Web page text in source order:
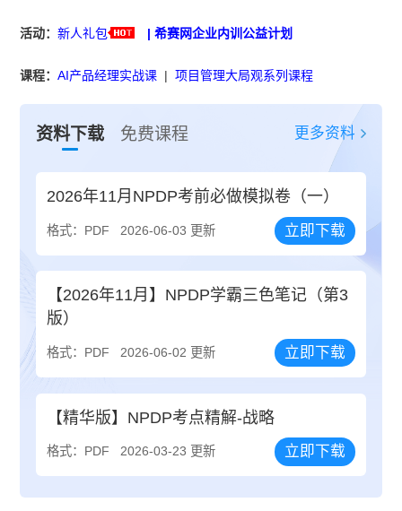
活动：新人礼包 | 希赛网企业内训公益计划
课程：AI产品经理实战课 |项目管理大局观系列课程
资料下载 免费课程 更多资料
2026年11月NPDP考前必做模拟卷（一）
格式：PDF 2026-06-03 更新 立即下载
【2026年11月】NPDP学霸三色笔记（第3
版）
格式：PDF 2026-06-02 更新 立即下载
【精华版】NPDP考点精解-战略
格式：PDF 2026-03-23 更新 立即下载